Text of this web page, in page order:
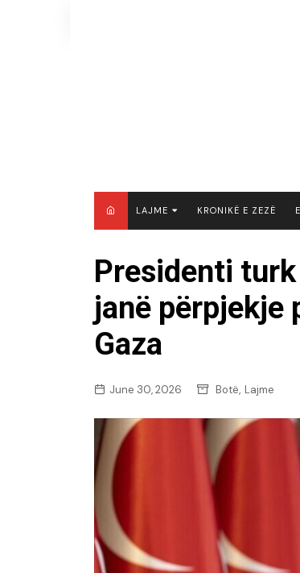
LAJME
KOSOVË
SHQIPËRI
RAJON
BOTË
KRONIKË E ZEZË
Presidenti
janë përpjekje
Gaza
June 30, 2026 Botë, Lajme